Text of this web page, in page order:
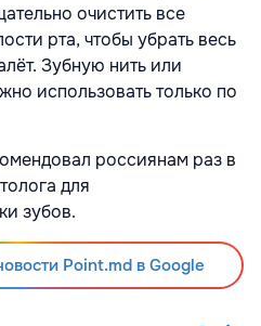
очистить все
рта, чтобы убрать весь
Зубную нить или
использовать только по
россиянам раз в
для
зубов.
Point.md в Google